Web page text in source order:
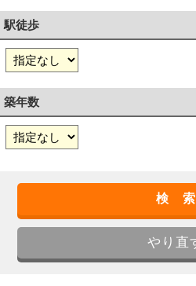
駅徒歩
築年数